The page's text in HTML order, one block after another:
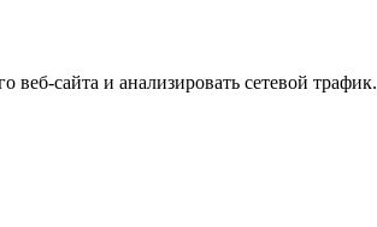
сайта и анализировать сетевой трафик.